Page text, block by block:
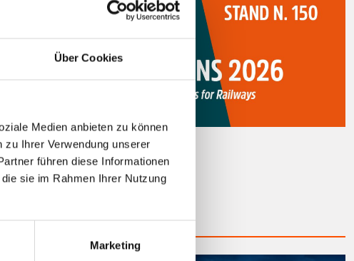
Über Cookies
Medien anbieten zu können
zu Ihrer Verwendung unserer
führen diese Informationen
sie im Rahmen Ihrer Nutzung
Marketing
29 july 2026
Innotrans 2026